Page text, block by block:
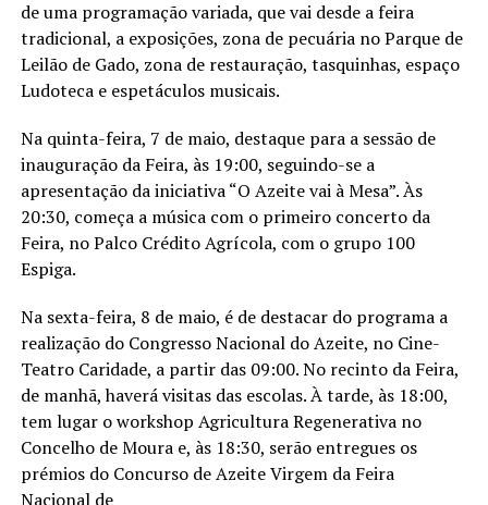
de uma programação variada, que vai desde a feira
tradicional, a exposições, zona de pecuária no Parque de
Leilão de Gado, zona de restauração, tasquinhas, espaço
Ludoteca e espetáculos musicais.
Na quinta-feira, 7 de maio, destaque para a sessão de
inauguração da Feira, às 19:00, seguindo-se a
apresentação da iniciativa “O Azeite vai à Mesa”. Às
20:30, começa a música com o primeiro concerto da
Feira, no Palco Crédito Agrícola, com o grupo 100
Espiga.
Na sexta-feira, 8 de maio, é de destacar do programa a
realização do Congresso Nacional do Azeite, no Cine-
Teatro Caridade, a partir das 09:00. No recinto da Feira,
de manhã, haverá visitas das escolas. À tarde, às 18:00,
tem lugar o workshop Agricultura Regenerativa no
Concelho de Moura e, às 18:30, serão entregues os
prémios do Concurso de Azeite Virgem da Feira
Nacional de